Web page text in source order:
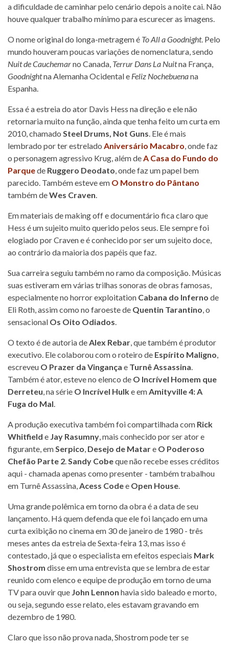
a dificuldade de caminhar pelo cenário depois a noite cai. Não
houve qualquer trabalho mínimo para escurecer as imagens.
O nome original do longa-metragem é To All a Goodnight. Pelo
mundo houveram poucas variações de nomenclatura, sendo
Nuit de Cauchemarno Canada, Terrur Dans La Nuitna França,
Goodnightna Alemanha Ocidental e Feliz Nochebuenana
Espanha.
Essa é a estreia do ator Davis Hess na direção e ele não
retornaria muito na função, ainda que tenha feito um curta em
2010, chamado Steel Drums, Not Guns. Ele é mais
lembrado por ter estrelado Aniversário Macabro, onde faz
o personagem agressivo Krug, além deA Casa do Fundo do
Parquede Ruggero Deodato, onde faz um papel bem
parecido. Também esteve em O Monstro do Pântano
também deWes Craven.
Em materiais de making off e documentário fica claro que
Hess é um sujeito muito querido pelos seus. Ele sempre foi
elogiado por Craven e é conhecido por ser um sujeito doce,
ao contrário da maioria dos papéis que faz.
Sua carreira seguiu também no ramo da composição. Músicas
suas estiveram em várias trilhas sonoras de obras famosas,
especialmente no horror exploitation Cabana do Inferno de
Eli Roth, assim como no faroeste de Quentin Tarantino, o
sensacional Os Oito Odiados.
O texto é de autoria deAlex Rebar, que também é produtor
executivo. Ele colaborou com o roteiro de Espírito Maligno,
escreveu O Prazer da Vingança e Turnê Assassina.
Também é ator, esteve no elenco de O Incrível Homem que
Derreteu, na série O Incrível Hulke emAmityville 4: A
Fuga do Mal.
A produção executiva também foi compartilhada com Rick
Whitfield e Jay Rasumny, mais conhecido por ser ator e
figurante, emSerpico, Desejo de Matare O Poderoso
Chefão Parte 2.Sandy Cobeque não recebe esses créditos
aqui - chamada apenas como presenter - também trabalhou
em Turnê Assassina,Acess Codee Open House.
Uma grande polêmica em torno da obra é a data de seu
lançamento. Há quem defenda que ele foi lançado em uma
curta exibição no cinema em 30 de janeiro de 1980 - três
meses antes da estreia de Sexta-feira 13, mas isso é
contestado, já que o especialista em efeitos especiais Mark
Shostrom disse em uma entrevista que se lembra de estar
reunido com elenco e equipe de produção em torno de uma
TV para ouvir que John Lennon havia sido baleado e morto,
ou seja, segundo esse relato, eles estavam gravando em
dezembro de 1980.
Claro que isso não prova nada, Shostrom pode ter se